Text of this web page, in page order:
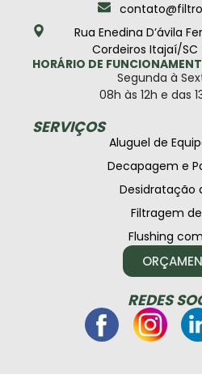
Rua Enedina D’ávila
Cordeiros Itajaí/SC
HORÁRIO DE
Segunda à
08h às 12h e das
SERVIÇOS
Aluguel de
Decapagem e
Desidratação
Filtragem
Flushing
REDES